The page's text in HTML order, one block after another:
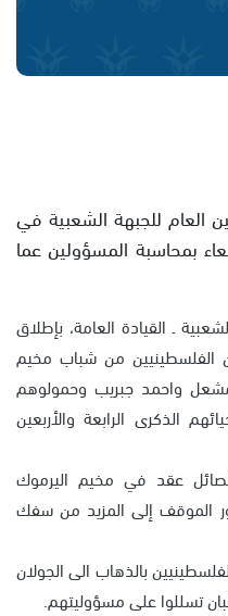
العام للجبهة الشعبية في
بمحاسبة المسؤولين عما
ـ القيادة العامة، بإطلاق
الفلسطينيين من شباب مخيم
واحمد جبريب وحمولوهم
الذكرى الرابعة والأربعين
عقد في مخيم اليرموك
الموقف إلى المزيد من سفك
بالذهاب الى الجولان
تسللوا على مسؤوليتهم.